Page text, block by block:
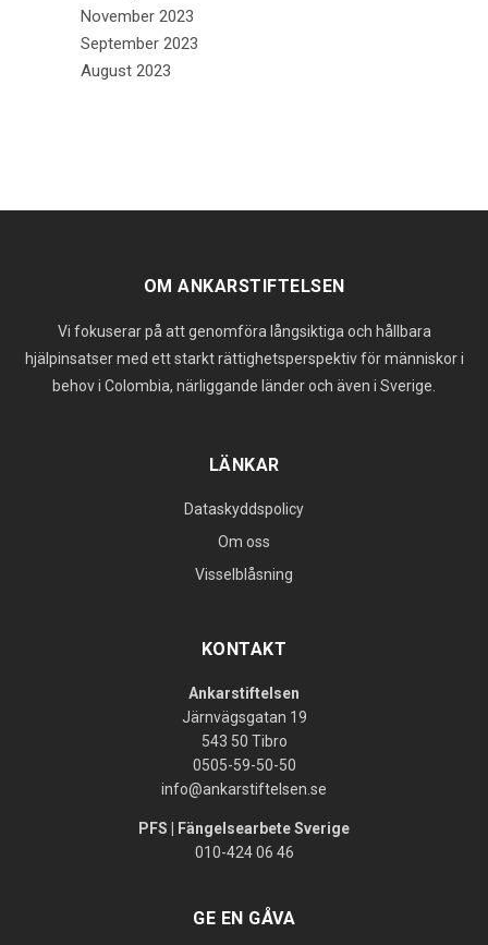
November 2023
September 2023
August 2023
OM ANKARSTIFTELSEN
Vi fokuserar på att genomföra långsiktiga och hållbara
hjälpinsatser med ett starkt rättighetsperspektiv för människor i
behov i Colombia, närliggande länder och även i Sverige.
LÄNKAR
Dataskyddspolicy
Om oss
Visselblåsning
KONTAKT
Ankarstiftelsen
Järnvägsgatan 19
543 50 Tibro
0505-59-50-50
info@ankarstiftelsen.se
PFS | Fängelsearbete Sverige
010-424 06 46
GE EN GÅVA